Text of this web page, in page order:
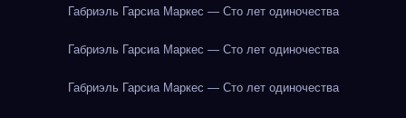
Габриэль Гарсиа Маркес — Сто лет одиночества
Габриэль Гарсиа Маркес — Сто лет одиночества
Габриэль Гарсиа Маркес — Сто лет одиночества